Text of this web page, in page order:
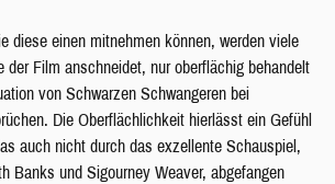
diese einen mitnehmen können, werden viele
der Film anschneidet, nur oberflächig behandelt
von Schwarzen Schwangeren bei
Die Oberflächlichkeit hierlässt ein Gefühl
auch nicht durch das exzellente Schauspiel,
Banks und Sigourney Weaver, abgefangen